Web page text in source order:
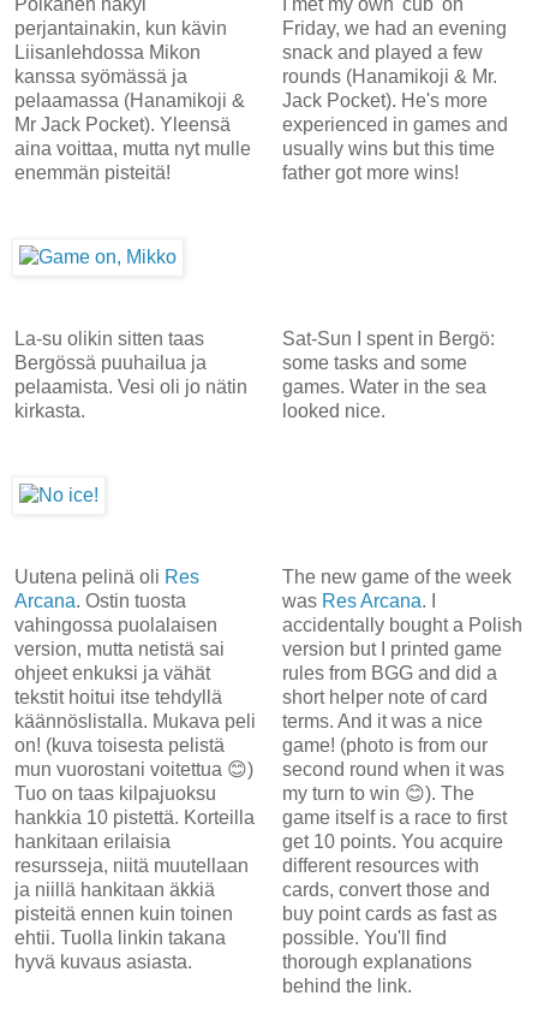
perjantainakin, kun kävin
Liisanlehdossa Mikon
kanssa syömässä ja
pelaamassa (Hanamikoji &
Mr Jack Pocket). Yleensä
aina voittaa, mutta nyt mulle
enemmän pisteitä!
Friday, we had an evening
snack and played a few
rounds (Hanamikoji & Mr.
Jack Pocket). He's more
experienced in games and
usually wins but this time
father got more wins!
La-su olikin sitten taas
Bergössä puuhailua ja
pelaamista. Vesi oli jo nätin
kirkasta.
Sat-Sun I spent in Bergö:
some tasks and some
games. Water in the sea
looked nice.
Uutena pelinä oli Res
Arcana. Ostin tuosta
vahingossa puolalaisen
version, mutta netistä sai
ohjeet enkuksi ja vähät
tekstit hoitui itse tehdyllä
käännöslistalla. Mukava peli
on! (kuva toisesta pelistä
mun vuorostani voitettua 😊)
Tuo on taas kilpajuoksu
hankkia 10 pistettä. Korteilla
hankitaan erilaisia
resursseja, niitä muutellaan
ja niillä hankitaan äkkiä
pisteitä ennen kuin toinen
ehtii. Tuolla linkin takana
hyvä kuvaus asiasta.
The new game of the week
was Res Arcana. I
accidentally bought a Polish
version but I printed game
rules from BGG and did a
short helper note of card
terms. And it was a nice
game! (photo is from our
second round when it was
my turn to win 😊). The
game itself is a race to first
get 10 points. You acquire
different resources with
cards, convert those and
buy point cards as fast as
possible. You'll find
thorough explanations
behind the link.